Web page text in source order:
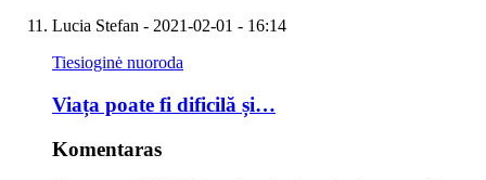
Lucia Stefan - 2021-02-01 - 16:14
Tiesioginė nuoroda
Viața poate fi dificilă și…
Komentaras